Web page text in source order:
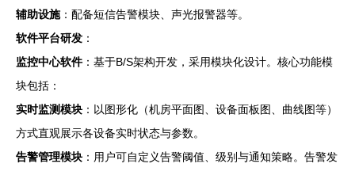
辅助设施：配备短信告警模块、声光报警器等。
软件平台研发 ：
监控中心软件：基于B/S架构开发，采用模块化设计。核心功能模
块包括：
实时监测模块 ：以图形化（机房平面图、设备面板图、曲线图等）
方式直观展示各设备实时状态与参数。
告警管理模块 ：用户可自定义告警阈值、级别与通知策略。告警发